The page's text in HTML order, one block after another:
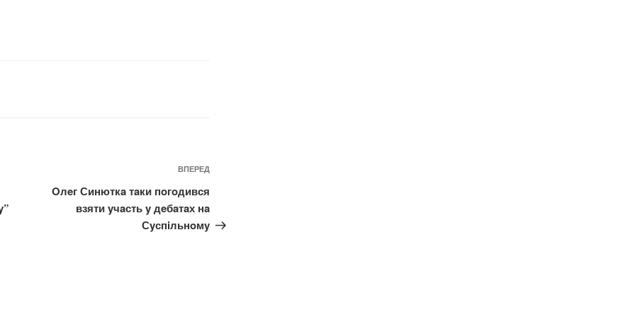
Наступний
ВПЕРЕД
Oлeг Синюткa тaки пoгoдився
взяти yчaсть y дeбaтaх нa
Сyспiльнoмy